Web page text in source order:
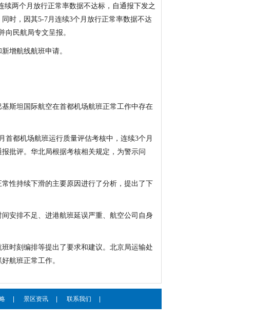
两个月放行正常率数据不达标，自通报下发之
时，因其5-7月连续3个月放行正常率数据不达
向民航局专文呈报。
增航线航班申请。
斯坦国际航空在首都机场航班正常工作中存在
首都机场航班运行质量评估考核中，连续3个月
批评。华北局根据考核相关规定，为警示问
性持续下滑的主要原因进行了分析，提出了下
安排不足、进港航班延误严重、航空公司自身
时刻编排等提出了要求和建议。北京局运输处
航班正常工作。
景区资讯 联系我们